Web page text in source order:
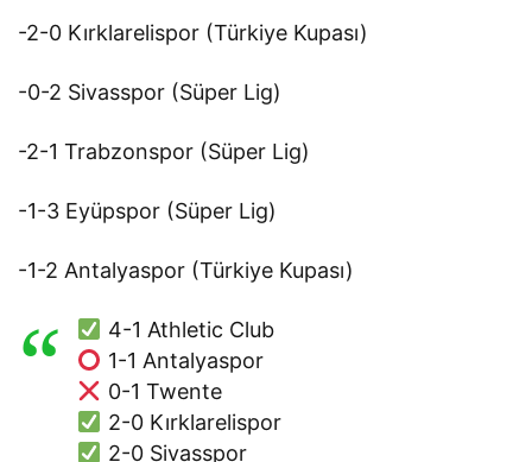
-2-0 Kırklarelispor (Türkiye Kupası)
-0-2 Sivasspor (Süper Lig)
-2-1 Trabzonspor (Süper Lig)
-1-3 Eyüpspor (Süper Lig)
-1-2 Antalyaspor (Türkiye Kupası)
4-1 Athletic Club
1-1 Antalyaspor
0-1 Twente
2-0 Kırklarelispor
2-0 Sivasspor